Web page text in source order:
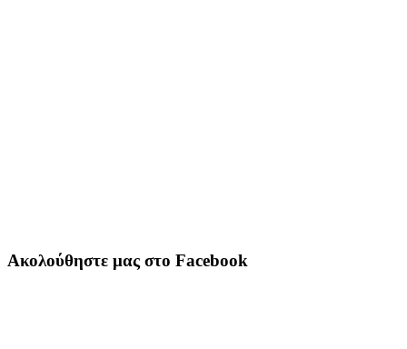
Ακολούθηστε μας στο Facebook